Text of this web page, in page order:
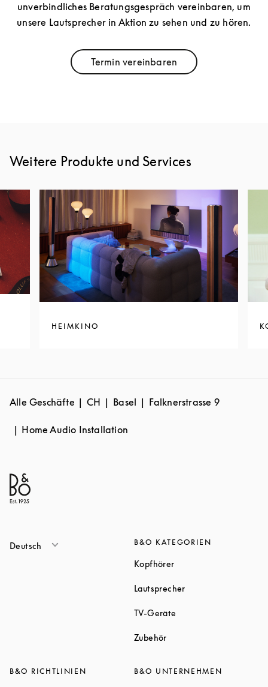
unverbindliches Beratungsgespräch vereinbaren, um
unsere Lautsprecher in Aktion zu sehen und zu hören.
Termin vereinbarenLink Opens in New Tab
Weitere Produkte und Services
HEIMKINO
Alle Geschäfte CH Basel Falknerstrasse 9
Home Audio Installation
Deutsch B&O KATEGORIEN
KopfhörerLink Opens in New Tab
LautsprecherLink Opens in New
TV-Geräte
ZubehörLink Opens in New Tab
B&O RICHTLINIEN B&O UNTERNEHMEN